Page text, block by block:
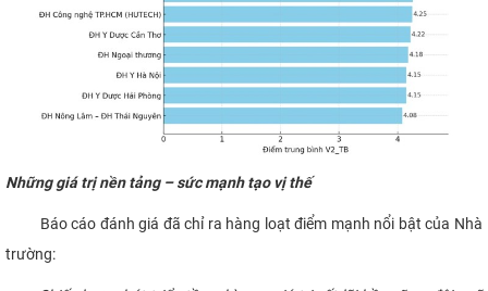
Những giá trị nền tảng – sức mạnh tạo vị thế
Báo cáo đánh giá đã chỉ ra hàng loạt điểm mạnh nổi bật của Nhà
trường: